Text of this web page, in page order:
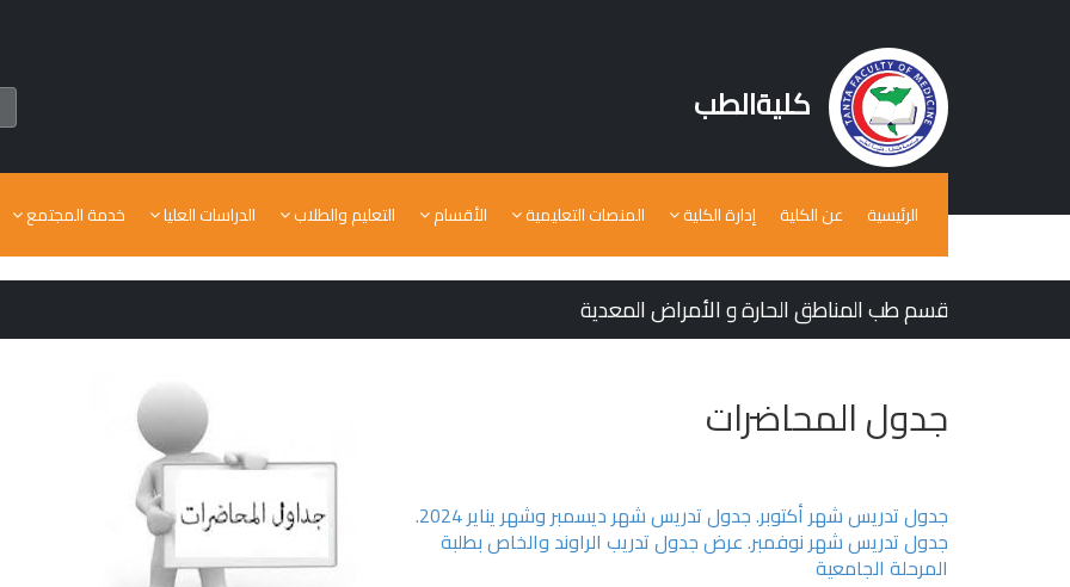
كليةالطب
الرئيسية عن الكلية إدارة الكلية المنصات التعليمية الأقسام التعليم والطلاب الدراسات العليا خدمة المجتمع
قسم طب المناطق الحارة و الأمراض المعدية
جدول المحاضرات
جدول تدريس شهر أكتوبر.جدول تدريس شهر ديسمبر وشهر يناير 2024.
جدول تدريس شهر نوفمبر.عرض جدول تدريب الراوند والخاص بطلبة
المرحلة الجامعية